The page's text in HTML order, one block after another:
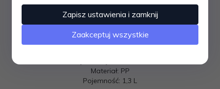
Pozwala na transport produktów spożywczych lub dłuższe
utrzymanie ich w świeżości.
Specyfikacja produktu:
Materiał: PP
Pojemność: 1,3 L
Zapisz ustawienia i zamknij
Zaakceptuj wszystkie